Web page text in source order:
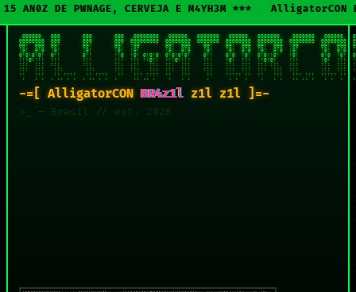
15 AN0Z DE PWNAGE, CERVEJA E M4YH3M ***
@@@@@@   @@@       @@@       @@@   @@@@@@@@   @@@@@@   @@@@@@@   @@@@@@   @@@@@@@    @@@@@@@   @@@@@@
@@@@@@@@  @@@       @@@       @@@  @@@@@@@@@  @@@@@@@@  @@@@@@@  @@@@@@@@  @@@@@@@@  @@@@@@@@  @@@@@@@@
@@!  @@@  @@!       @@!       @@!  !@@        @@!  @@@    @@!    @@!  @@@  @@!  @@@  !@@       @@!  @@@
!@!  @!@  !@!       !@!       !@!  !@!        !@!  @!@    !@!    !@!  @!@  !@!  @!@  !@!       !@!  @!@
@!@!@!@!  @!!       @!!       !!@  !@! @!@!@  @!@!@!@!    @!!    @!@  !@!  @!@!!@!   !@!       @!@  !@!
!!!@!!!!  !!!       !!!       !!!  !!! !!@!!  !!!@!!!!    !!!    !@!  !!!  !!@!@!    !!!       !@!  !!!
!!:  !!!  !!:       !!:       !!:  :!!   !!:  !!:  !!!    !!:    !!:  !!!  !!: :!!   :!!       !!:  !!!
:!:  !:!   :!:       :!:      :!:  :!:   !::  :!:  !:!    :!:    :!:  !:!  :!:  !:!  :!:       :!:  !:!
::   :::   :: ::::   :: ::::   ::   ::: ::::  ::   :::     ::    ::::: ::  ::   :::   ::: :::  ::::: ::
:   : :  : :: : :  : :: : :  :     :: :: :    :   : :     :      : :  :    :   : :   :: :: :   : :  :
-=[ AlligatorCONBR4z1l z1l z1l ]=-
>_ — Brasil // est. 2026